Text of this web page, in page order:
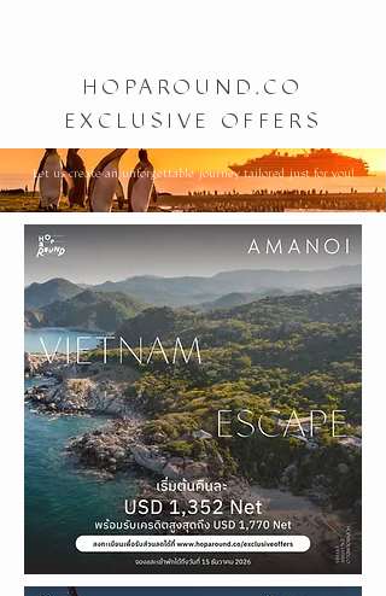
HOPAROUND.CO
EXCLUSIVE OFFERS
Let us create an unforgettable journey tailored just for you!